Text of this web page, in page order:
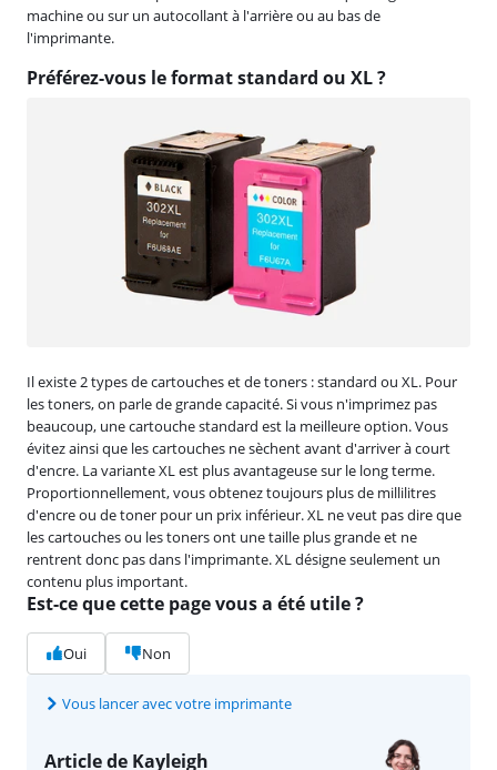
machine ou sur un autocollant à l'arrière ou au bas de
l'imprimante.
Préférez-vous le format standard ou XL ?
Il existe 2 types de cartouches et de toners : standard ou XL. Pour
les toners, on parle de grande capacité. Si vous n'imprimez pas
beaucoup, une cartouche standard est la meilleure option. Vous
évitez ainsi que les cartouches ne sèchent avant d'arriver à court
d'encre. La variante XL est plus avantageuse sur le long terme.
Proportionnellement, vous obtenez toujours plus de millilitres
d'encre ou de toner pour un prix inférieur. XL ne veut pas dire que
les cartouches ou les toners ont une taille plus grande et ne
rentrent donc pas dans l'imprimante. XL désigne seulement un
contenu plus important.
Est-ce que cette page vous a été utile ?
Oui Non
Vous lancer avec votre imprimante
Article de Kayleigh